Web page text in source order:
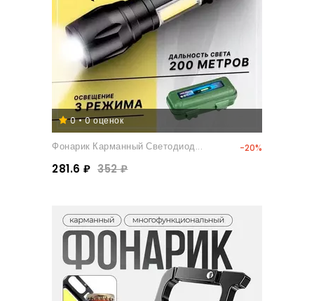
0 • 0 оценок
Фонарик Карманный Светодиод... -20%
281.6 ₽ 352 ₽